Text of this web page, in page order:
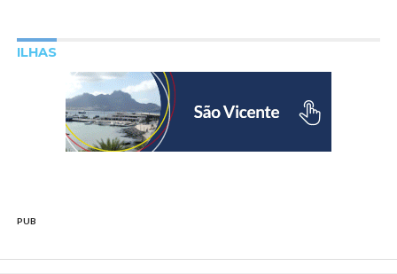
ILHAS
PUB